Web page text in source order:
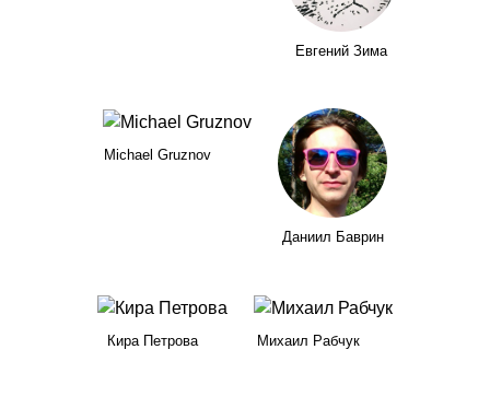
Евгений Зима
Michael Gruznov
Даниил Баврин
Кира Петрова Михаил Рабчук